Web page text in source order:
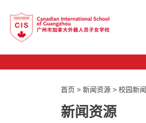
首页 > 新闻资源 > 校园新闻
新闻资源